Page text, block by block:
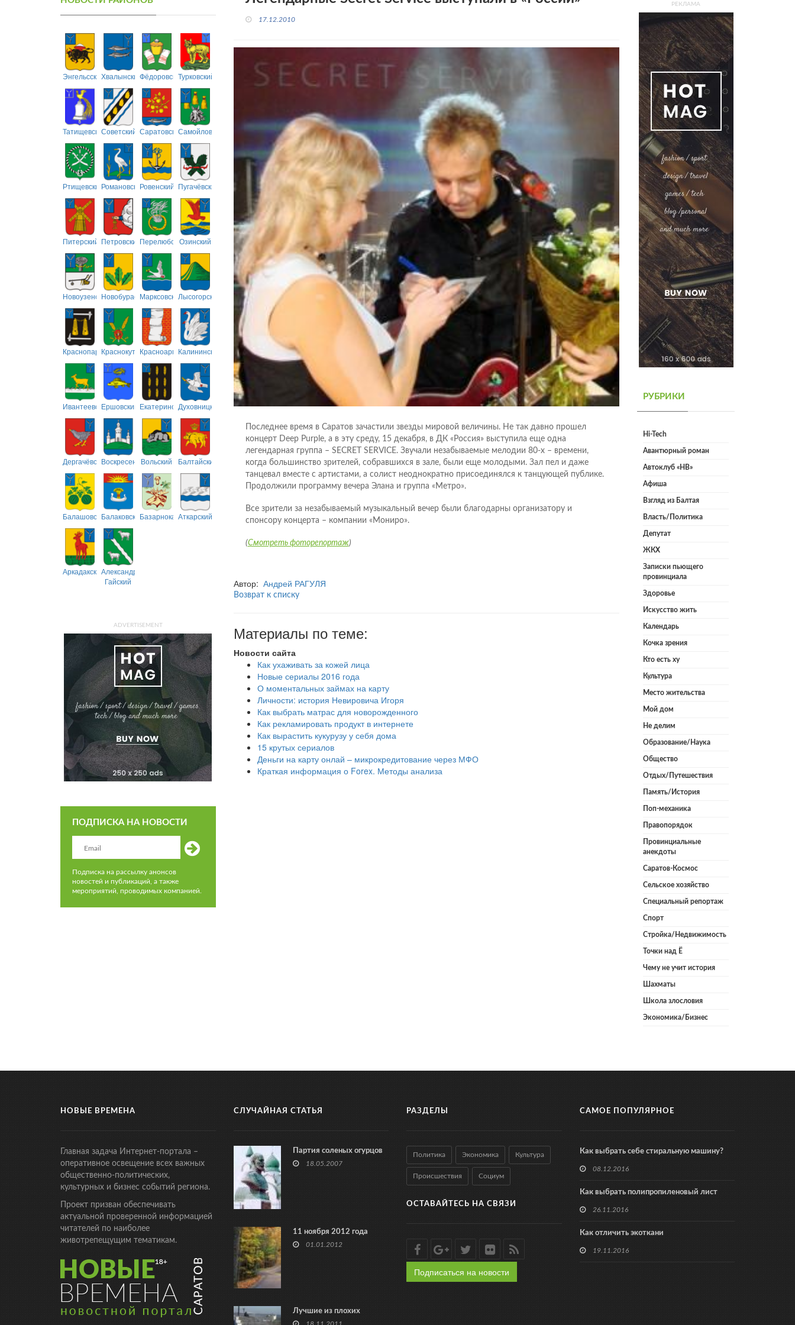
ЭнгельсскийХвалынскийФёдоровскийТурковский
ТатищевскийСоветский СаратовскийСамойловский
РтищевскийРомановскийРовенский Пугачёвский
Питерский ПетровскийПерелюбскийОзинский
НовоузенскийНовобурасскийМарксовскийЛысогорский
Краснопартизанский
КраснокутскийКрасноармейский
Калининский
ИвантеевскийЕршовский ЕкатериновскийДуховницкий
ДергачёвскийВоскресенскийВольский Балтайский
БалашовскийБалаковскийБазарнокарабулакский
Аткарский
АркадакскийАлександрово-
Гайский
ADVERTISEMENT
ПОДПИСКА НА НОВОСТИ
Подписка на рассылку анонсов
новостей и публикаций, а также
мероприятий, проводимых компанией.
17.12.2010
Последнее время в Саратов зачастили звезды мировой величины. Не так давно прошел
концерт Deep Purple, а в эту среду, 15 декабря, в ДК «Россия» выступила еще одна
легендарная группа – SECRET SERVICE. Звучали незабываемые мелодии 80-х – времени,
когда большинство зрителей, собравшихся в зале, были еще молодыми. Зал пел и даже
танцевал вместе с артистами, а солист неоднократно присоединялся к танцующей публике.
Продолжили программу вечера Элана и группа «Метро».
Все зрители за незабываемый музыкальный вечер были благодарны организатору и
спонсору концерта – компании «Мониро».
(Смотреть фоторепортаж)
Автор: Андрей РАГУЛЯ
Возврат к списку
Материалы по теме:
Новости сайта
Как ухаживать за кожей лица
Новые сериалы 2016 года
О моментальных займах на карту
Личности: история Невировича Игоря
Как выбрать матрас для новорожденного
Как рекламировать продукт в интернете
Как вырастить кукурузу у себя дома
15 крутых сериалов
Деньги на карту онлай – микрокредитование через МФО
Краткая информация о Forex. Методы анализа
РЕКЛАМА
РУБРИКИ
Hi-Tech
Авантюрный роман
Автоклуб «НВ»
Афиша
Взгляд из Балтая
Власть/Политика
Депутат
ЖКХ
Записки пьющего
провинциала
Здоровье
Искусство жить
Календарь
Кочка зрения
Кто есть ху
Культура
Место жительства
Мой дом
Не делим
Образование/Наука
Общество
Отдых/Путешествия
Память/История
Поп-механика
Правопорядок
Провинциальные
анекдоты
Саратов-Космос
Сельское хозяйство
Специальный репортаж
Спорт
Стройка/Недвижимость
Точки над Ё
Чему не учит история
Шахматы
Школа злословия
Экономика/Бизнес
НОВЫЕ ВРЕМЕНА
Главная задача Интернет-портала –
оперативное освещение всех важных
общественно-политических,
культурных и бизнес событий региона.
Проект призван обеспечивать
актуальной проверенной информацией
читателей по наиболее
животрепещущим тематикам.
СЛУЧАЙНАЯ СТАТЬЯ
Партия соленых огурцов
18.05.2007
11 ноября 2012 года
01.01.2012
Лучшие из плохих
РАЗДЕЛЫ
Политика Экономика Культура
Происшествия Социум
ОСТАВАЙТЕСЬ НА СВЯЗИ
Подписаться на новости
САМОЕ ПОПУЛЯРНОЕ
Как выбрать себе стиральную машину?
08.12.2016
Как выбрать полипропиленовый лист
26.11.2016
Как отличить экоткани
19.11.2016